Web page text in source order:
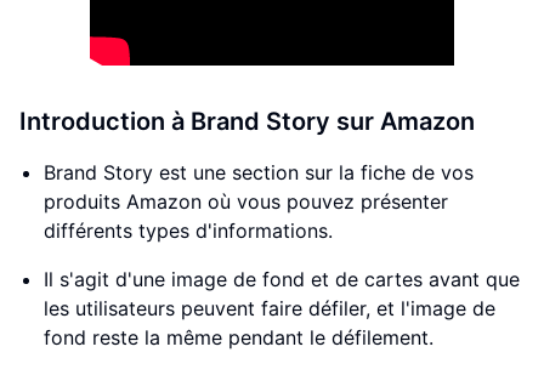
Introduction à Brand Story sur Amazon
Brand Story est une section sur la fiche de vos
produits Amazon où vous pouvez présenter
différents types d'informations.
Il s'agit d'une image de fond et de cartes avant que
les utilisateurs peuvent faire défiler, et l'image de
fond reste la même pendant le défilement.